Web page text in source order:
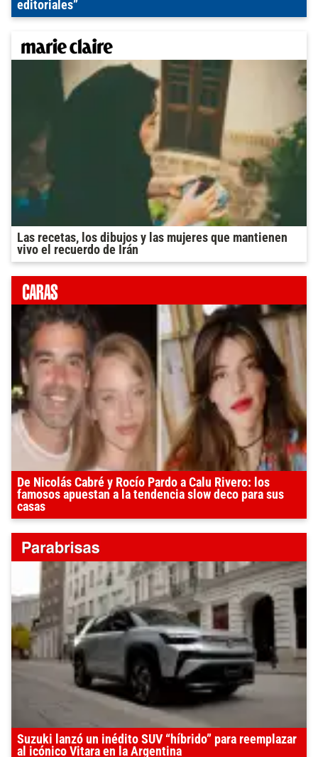
editoriales”
Las recetas, los dibujos y las mujeres que mantienen
vivo el recuerdo de Irán
De Nicolás Cabré y Rocío Pardo a Calu Rivero: los
famosos apuestan a la tendencia slow deco para sus
casas
Suzuki lanzó un inédito SUV “híbrido” para reemplazar
al icónico Vitara en la Argentina